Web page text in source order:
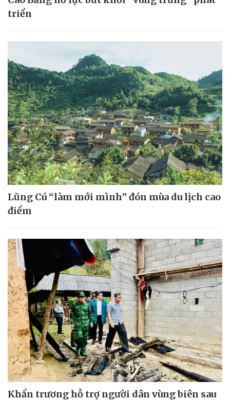
triển
Lũng Cú “làm mới mình” đón mùa du lịch cao
điểm
Khẩn trương hỗ trợ người dân vùng biên sau